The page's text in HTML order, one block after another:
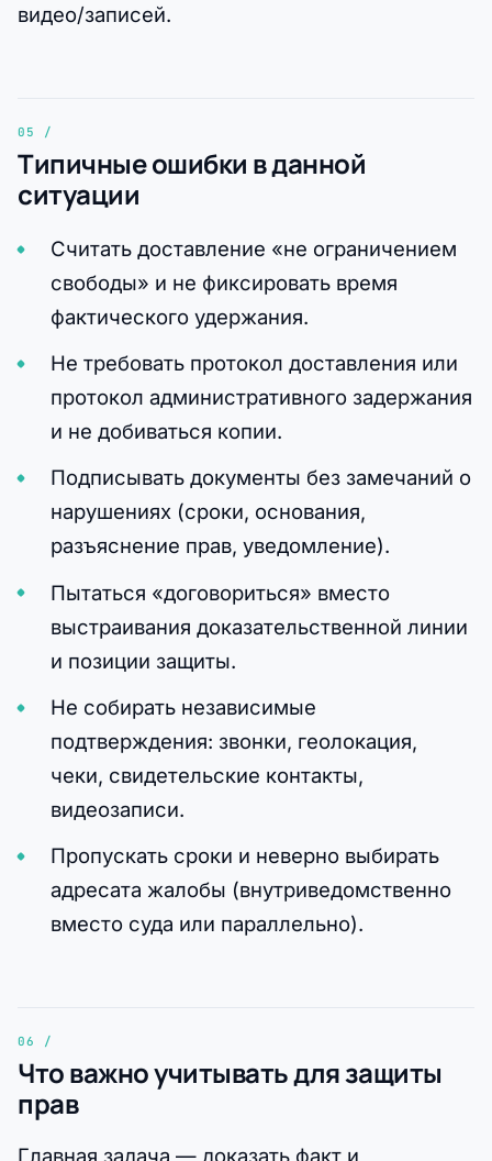
видео/записей.
Типичные ошибки в данной
ситуации
Считать доставление «не ограничением
свободы» и не фиксировать время
фактического удержания.
Не требовать протокол доставления или
протокол административного задержания
и не добиваться копии.
Подписывать документы без замечаний о
нарушениях (сроки, основания,
разъяснение прав, уведомление).
Пытаться «договориться» вместо
выстраивания доказательственной линии
и позиции защиты.
Не собирать независимые
подтверждения: звонки, геолокация,
чеки, свидетельские контакты,
видеозаписи.
Пропускать сроки и неверно выбирать
адресата жалобы (внутриведомственно
вместо суда или параллельно).
Что важно учитывать для защиты
прав
Главная задача — доказать факт и